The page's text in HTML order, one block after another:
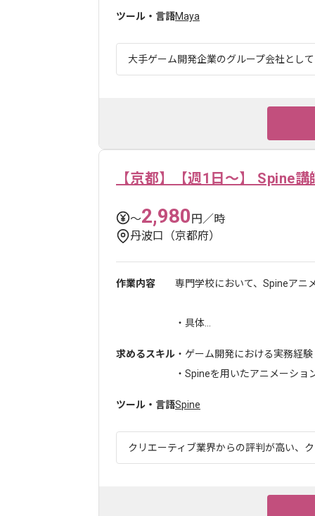
ツール・言語Maya
大手ゲーム開発企業のグループ会社とし
【京都】【週1日～】 Spine講
〜2,980円／時
丹波口（京都府）
作業内容 専門学校において、Spineアニ
・具体...
求めるスキル ・ゲーム開発における実務経験
・Spineを用いたアニメーショ
ツール・言語Spine
クリエーティブ業界からの評判が高い、